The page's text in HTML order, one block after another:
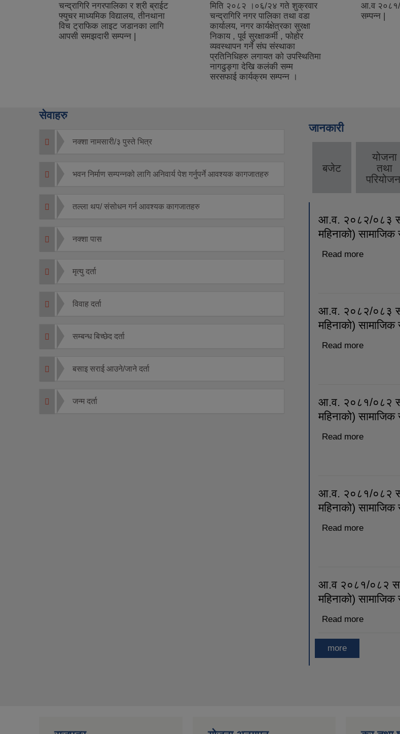
चन्द्रागिरि नगरपालिका र श्री ब्राईट
फ्युचर माध्यमिक विद्यालय, तीनथाना
विच ट्राफिक लाइट जडानका लागि
आपसी समझदारी सम्पन्न |
मिति २०८२ ।०६/२४ गते शुक्रवार
चन्द्रागिरि नगर पालिका तथा वडा
कार्यालय, नगर कार्यक्षेत्रका सुरक्षा
निकाय , पूर्व सुरक्षाकर्मी , फोहोर
व्यवस्थापन गर्ने संघ संस्थाका
प्रतिनिधिहरु लगायत को उपस्थितिमा
नागढुङ्गा देखि कलंकी सम्म
सरसफाई कार्यक्रम सम्पन्न ।
आ.व २०८१/
सम्पन्न |
सेवाहरु
नक्शा नामसारी/३ पुस्ते भित्र
भवन निर्माण सम्पन्नको लागि अनिवार्य पेश गर्नुपर्ने आवश्यक कागजातहरु
तल्ला थप/ संसोधन गर्न आवश्यक कागजातहरु
नक्शा पास
मृत्यु दर्ता
विवाह दर्ता
सम्बन्ध बिच्छेद दर्ता
बसाइ सराई आउने/जाने दर्ता
जन्म दर्ता
जानकारी
बजेट
योजना
तथा
आ.व. २०८२/०८३
महिनाको) सामाजिक
Read more
आ.व. २०८२/०८३
महिनाको) सामाजिक
Read more
आ.व. २०८१/०८२
महिनाको) सामाजिक
Read more
आ.व. २०८१/०८२
महिनाको) सामाजिक
Read more
आ.व २०८१/०८२
महिनाको)
Read more
more